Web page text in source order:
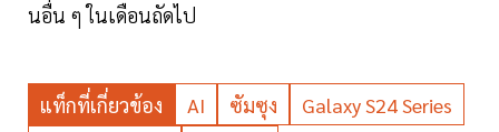
นอื่น ๆ ในเดือนถัดไป
แท็กที่เกี่ยวข้อง AI ซัมซุง
Galaxy S24 Series